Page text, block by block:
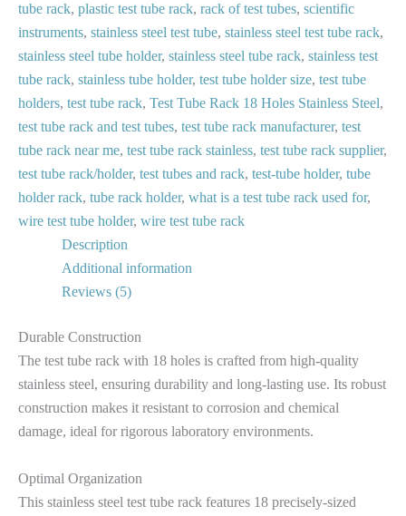
tube rack, plastic test tube rack, rack of test tubes, scientific
instruments, stainless steel test tube, stainless steel test tube rack,
stainless steel tube holder, stainless steel tube rack, stainless test
tube rack, stainless tube holder, test tube holder size, test tube
holders, test tube rack, Test Tube Rack 18 Holes Stainless Steel,
test tube rack and test tubes, test tube rack manufacturer, test
tube rack near me, test tube rack stainless, test tube rack supplier,
test tube rack/holder, test tubes and rack, test-tube holder, tube
holder rack, tube rack holder, what is a test tube rack used for,
wire test tube holder, wire test tube rack
Description
Additional information
Reviews (5)
Durable Construction
The test tube rack with 18 holes is crafted from high-quality
stainless steel, ensuring durability and long-lasting use. Its robust
construction makes it resistant to corrosion and chemical
damage, ideal for rigorous laboratory environments.
Optimal Organization
This stainless steel test tube rack features 18 precisely-sized